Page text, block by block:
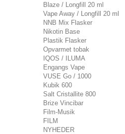
Blaze / Longfill 20 ml
Vape Away / Longfill 20 ml
NNB Mix Flasker
Nikotin Base
Plastik Flasker
Opvarmet tobak
IQOS / ILUMA
Engangs Vape
VUSE Go / 1000
Kubik 600
Salt Cristallite 800
Brize Vincibar
Film-Musik
FILM
NYHEDER